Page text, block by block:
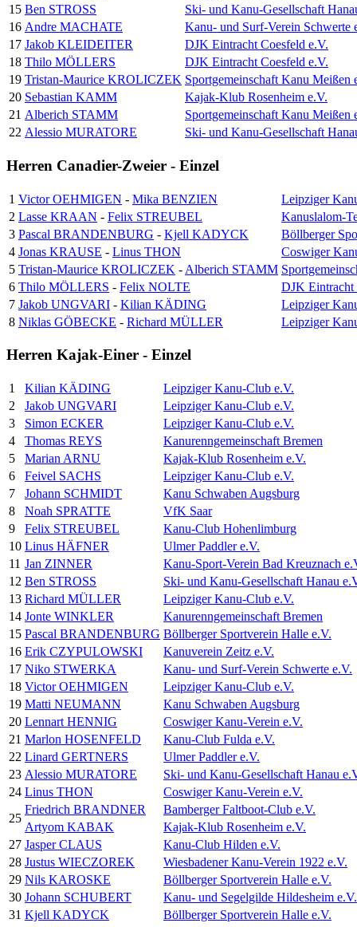
15 Ben STROSS
Ski- und Kanu-Gesellschaft
16 Andre MACHATE
Kanu- und Surf-Verein Schwerte
17 Jakob KLEIDEITER
DJK Eintracht Coesfeld e.V.
18 Thilo MÖLLERS
DJK Eintracht Coesfeld e.V.
19 Tristan-Maurice KROLICZEK Sportgemeinschaft Kanu Meißen
20 Sebastian KAMM
Kajak-Klub Rosenheim e.V.
21 Alberich STAMM
Sportgemeinschaft Kanu Meißen
22 Alessio MURATORE Ski- und Kanu-Gesellschaft
Herren Canadier-Zweier - Einzel
1 Victor OEHMIGEN - Mika BENZIEN
Leipziger
2 Lasse KRAAN - Felix STREUBEL Kanuslalom-
3 Pascal BRANDENBURG - Kjell KADYCK
Böllberger
4 Jonas KRAUSE - Linus THON
Coswiger
5 Tristan-Maurice KROLICZEK - Alberich STAMM
6 Thilo MÖLLERS - Felix NOLTE
DJK Eintracht
7 Jakob UNGVARI - Kilian KÄDING
Leipziger
8 Niklas GÖBECKE - Richard MÜLLER Leipziger
Herren Kajak-Einer - Einzel
1 Kilian KÄDING
Leipziger Kanu-Club e.V.
2
Jakob UNGVARI
Leipziger Kanu-Club e.V.
3
Simon ECKER
Leipziger Kanu-Club e.V.
4
Thomas REYS
Kanurenngemeinschaft Bremen
5
Marian ARNU
Kajak-Klub Rosenheim e.V.
6
Feivel SACHS
Leipziger Kanu-Club e.V.
7
Johann SCHMIDT
Kanu Schwaben Augsburg
8
Noah SPRATTE
VfK Saar
9
Felix STREUBEL
Kanu-Club Hohenlimburg
10 Linus HÄFNER
Ulmer Paddler e.V.
11 Jan ZINNER
Kanu-Sport-Verein Bad Kreuznach
12 Ben STROSS
Ski- und Kanu-Gesellschaft Hanau
13 Richard MÜLLER
Leipziger Kanu-Club e.V.
14 Jonte WINKLER
Kanurenngemeinschaft Bremen
15 Pascal BRANDENBURG Böllberger Sportverein Halle e.V.
16 Erik CZYPULOWSKI
Kanuverein Zeitz e.V.
17 Niko STWERKA
Kanu- und Surf-Verein Schwerte e.V.
18 Victor OEHMIGEN
Leipziger Kanu-Club e.V.
19 Matti NEUMANN
Kanu Schwaben Augsburg
20 Lennart HENNIG
Coswiger Kanu-Verein e.V.
21 Marlon HOSENFELD
Kanu-Club Fulda e.V.
22 Linard GERTNERS
Ulmer Paddler e.V.
23 Alessio MURATORE
Ski- und Kanu-Gesellschaft Hanau
24 Linus THON
Coswiger Kanu-Verein e.V.
25
Friedrich BRANDNER
Bamberger Faltboot-Club e.V.
Artyom KABAK
Kajak-Klub Rosenheim e.V.
27 Jasper CLAUS
Kanu-Club Hilden e.V.
28 Justus WIECZOREK
Wiesbadener Kanu-Verein 1922 e.V.
29 Nils KAROSKE
Böllberger Sportverein Halle e.V.
30 Johann SCHUBERT
Kanu- und Segelgilde Hildesheim e.V.
31 Kjell KADYCK
Böllberger Sportverein Halle e.V.